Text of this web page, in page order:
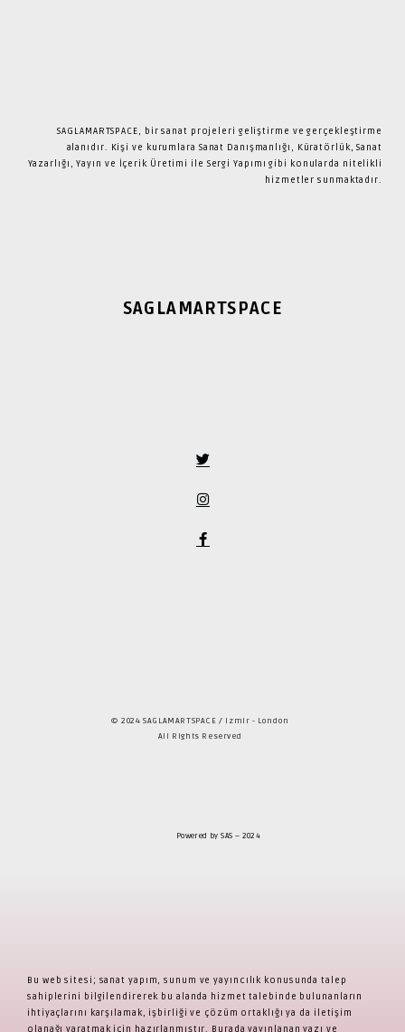
SAGLAMARTSPACE, bir sanat projeleri geliştirme ve gerçekleştirme
alanıdır. Kişi ve kurumlara Sanat Danışmanlığı, Küratörlük, Sanat
Yazarlığı, Yayın ve İçerik Üretimi ile Sergi Yapımı gibi konularda nitelikli
hizmetler sunmaktadır.
SAGLAMARTSPACE
© 2024 SAGLAMARTSPACE / Izmir - London
All Rights Reserved
Powered by SAS – 2024
Bu web sitesi; sanat yapım, sunum ve yayıncılık konusunda talep
sahiplerini bilgilendirerek bu alanda hizmet talebinde bulunanların
ihtiyaçlarını karşılamak, işbirliği ve çözüm ortaklığı ya da iletişim
olanağı yaratmak için hazırlanmıştır. Burada yayınlanan yazı ve